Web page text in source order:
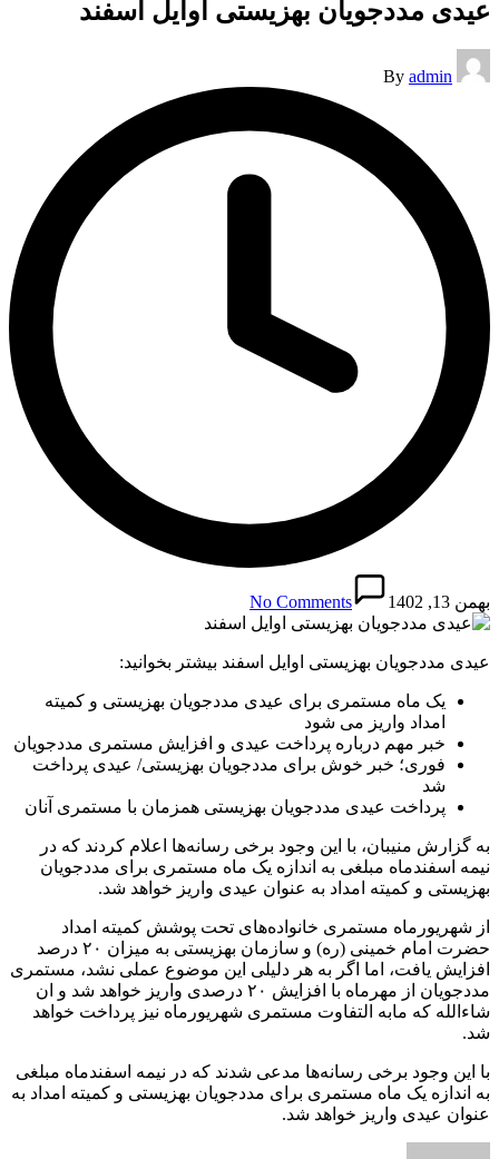
عیدی مددجویان بهزیستی اوایل اسفند
Posted
by
By admin
بهمن 13, 1402 No Comments
عیدی مددجویان بهزیستی اوایل اسفند بیشتر بخوانید:
یک ماه مستمری برای عیدی مددجویان بهزیستی و کمیته
امداد واریز می شود
خبر مهم درباره پرداخت عیدی و افزایش مستمری مددجویان
فوری؛ خبر خوش برای مددجویان بهزیستی/ عیدی پرداخت
شد
پرداخت عیدی مددجویان بهزیستی همزمان با مستمری آنان
به گزارش منیبان، با این وجود برخی رسانه‌ها اعلام کردند که در
نیمه اسفندماه مبلغی به اندازه یک ماه مستمری برای مددجویان
بهزیستی و کمیته امداد به عنوان عیدی واریز خواهد شد.
از شهریورماه مستمری خانواده‌های تحت پوشش کمیته امداد
حضرت امام خمینی (ره) و سازمان بهزیستی به میزان ۲۰ درصد
افزایش یافت، اما اگر به هر دلیلی این موضوع عملی نشد، مستمری
مددجویان از مهرماه با افزایش ۲۰ درصدی واریز خواهد شد و ان
شاءالله که مابه التفاوت مستمری شهریورماه نیز پرداخت خواهد
شد.
با این وجود برخی رسانه‌ها مدعی شدند که در نیمه اسفندماه مبلغی
به اندازه یک ماه مستمری برای مددجویان بهزیستی و کمیته امداد به
عنوان عیدی واریز خواهد شد.